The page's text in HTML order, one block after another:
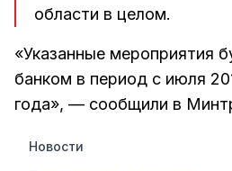
области в целом.
«Указанные мероприятия
банком в период с июля
года», — сообщили в
Новости